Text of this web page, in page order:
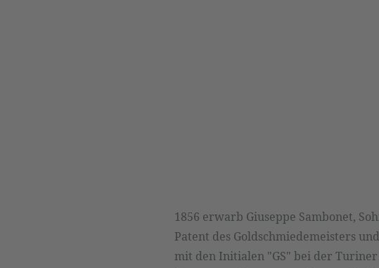
1856 erwarb Giuseppe Sambonet,
Patent des Goldschmiedemeisters
mit den Initialen "GS" bei der